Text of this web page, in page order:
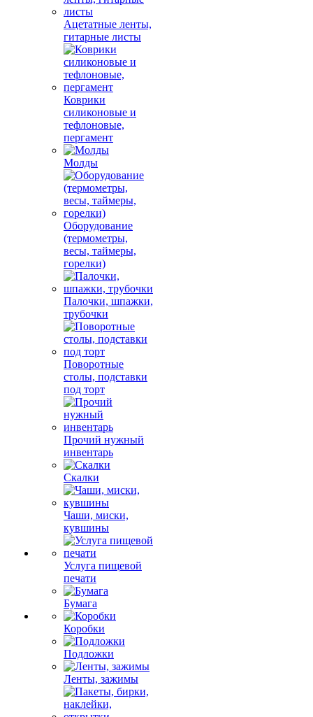
Ацетатные ленты,
гитарные листы
Коврики
силиконовые и
тефлоновые,
пергамент
Молды
Оборудование
(термометры,
весы, таймеры,
горелки)
Палочки, шпажки,
трубочки
Поворотные
столы, подставки
под торт
Прочий нужный
инвентарь
Скалки
Чаши, миски,
кувшины
Услуга пищевой
печати
Бумага
Коробки
Подложки
Ленты, зажимы